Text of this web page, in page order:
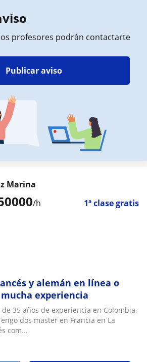
profesores podrán contactarte
Publicar aviso
/h 1ª clase gratis
Marina
y alemán en línea o
experiencia
35 años de experiencia en Colombia,
dos master en Francia en La
com...